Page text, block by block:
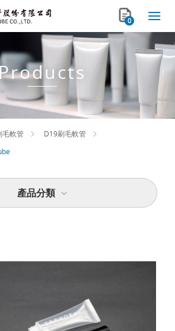
0
毛軟管
D19刷毛軟管
產品分類